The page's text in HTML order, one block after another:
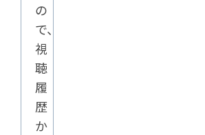
の
で、
視
聴
履
歴
か